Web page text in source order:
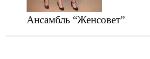
Ансамбль “Женсовет”